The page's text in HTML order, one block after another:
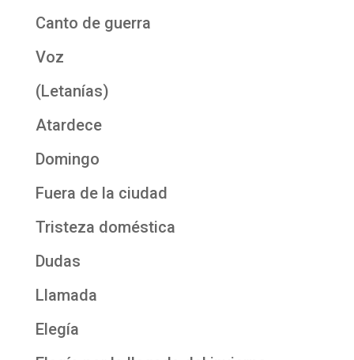
Canto de guerra
Voz
(Letanías)
Atardece
Domingo
Fuera de la ciudad
Tristeza doméstica
Dudas
Llamada
Elegía